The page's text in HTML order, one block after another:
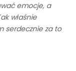
emocje, a
właśnie
serdecznie za to